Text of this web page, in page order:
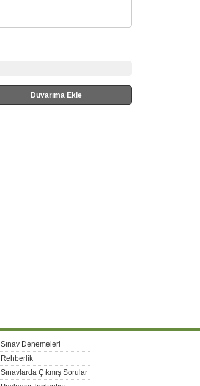
Duvarıma Ekle
Sınav Denemeleri
Rehberlik
Sınavlarda Çıkmış Sorular